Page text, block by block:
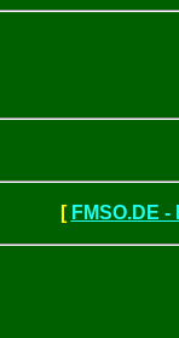
[ FMSO.DE